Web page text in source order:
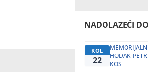
NADOLAZEĆI
KOL
22
HODAK-
KOS